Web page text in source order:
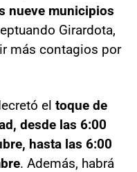
nueve municipios
Girardota,
más contagios por
el toque de
desde las 6:00
hasta las 6:00
. Además, habrá